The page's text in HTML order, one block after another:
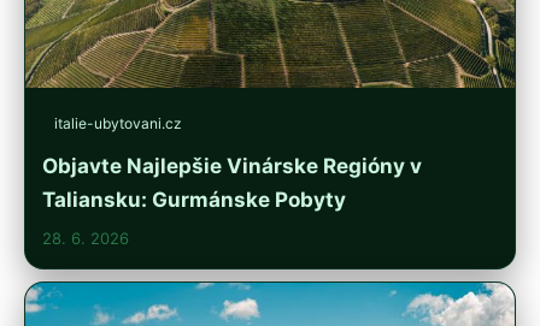
italie-ubytovani.cz
Objavte Najlepšie Vinárske Regióny v
Taliansku: Gurmánske Pobyty
28. 6. 2026